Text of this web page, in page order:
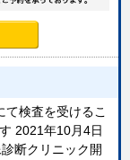
て検査を受けるこ
2021年10月4日
断クリニック開